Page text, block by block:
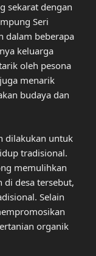
sekarat dengan
Seri
dalam beberapa
keluarga
oleh pesona
menarik
budaya dan
dilakukan untuk
tradisional.
memulihkan
di desa tersebut,
Selain
organik